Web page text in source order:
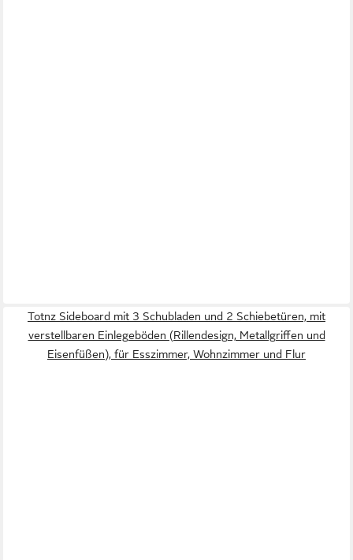
Totnz Sideboard mit 3 Schubladen und 2 Schiebetüren, mit
verstellbaren Einlegeböden (Rillendesign, Metallgriffen und
Eisenfüßen), für Esszimmer, Wohnzimmer und Flur